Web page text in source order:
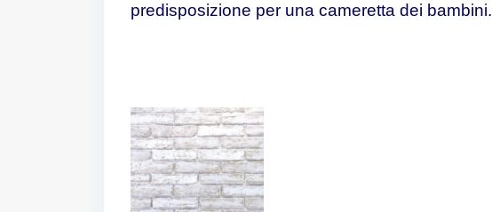
predisposizione per una cameretta dei bambini.